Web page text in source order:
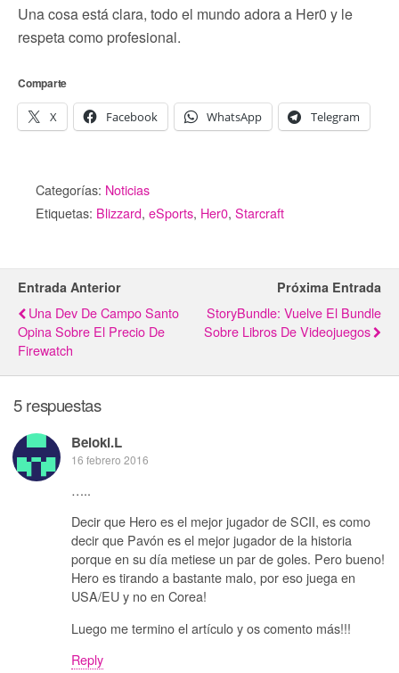
Una cosa está clara, todo el mundo adora a Her0 y le
respeta como profesional.
Comparte
X Facebook WhatsApp Telegram
Categorías: Noticias
Etiquetas: Blizzard, eSports, Her0, Starcraft
Entrada Anterior
Una Dev De Campo Santo
Opina Sobre El Precio De
Firewatch
Próxima Entrada
StoryBundle: Vuelve El Bundle
Sobre Libros De Videojuegos
5 respuestas
Beloki.L
16 febrero 2016
…..
Decir que Hero es el mejor jugador de SCII, es como
decir que Pavón es el mejor jugador de la historia
porque en su día metiese un par de goles. Pero bueno!
Hero es tirando a bastante malo, por eso juega en
USA/EU y no en Corea!
Luego me termino el artículo y os comento más!!!
Reply